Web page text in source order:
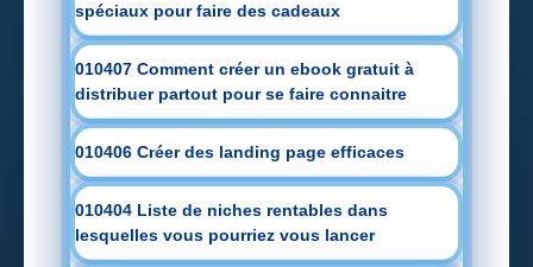
spéciaux pour faire des cadeaux
010407 Comment créer un ebook gratuit à
distribuer partout pour se faire connaitre
010406 Créer des landing page efficaces
010404 Liste de niches rentables dans
lesquelles vous pourriez vous lancer